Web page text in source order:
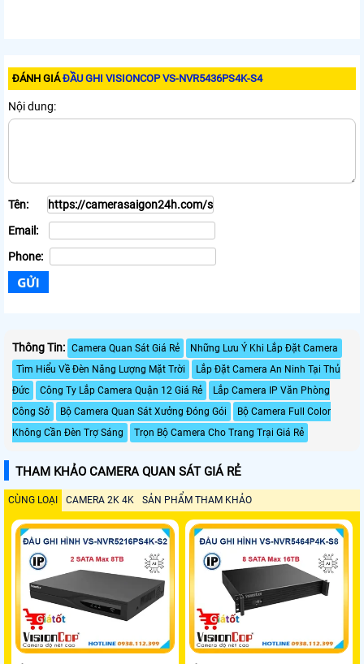
ĐÁNH GIÁĐẦU GHI VISIONCOP VS-NVR5436PS4K-S4
Nội dung:
Tên:
Email:
Phone:
Thông Tin: Camera Quan Sát Giá Rẻ
Những Lưu Ý Khi Lắp Đặt Camera
Tìm Hiểu Về Đèn Năng Lượng Mặt Trời
Lắp Đặt Camera An Ninh Tại Thủ
Đức
Công Ty Lắp Camera Quận 12 Giá Rẻ
Lắp Camera IP Văn Phòng
Công Sở
Bộ Camera Quan Sát Xưởng Đóng Gói
Bộ Camera Full Color
Không Cần Đèn Trợ Sáng
Trọn Bộ Camera Cho Trang Trại Giá Rẻ
THAM KHẢO CAMERA QUAN SÁT GIÁ RẺ
CÙNG LOẠI CAMERA 2K 4K SẢN PHẨM THAM KHẢO